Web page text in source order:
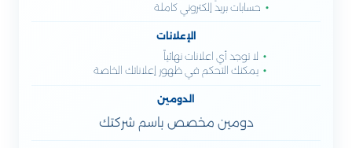
حسابات بريد إلكتروني كاملة
الإعلانات
لا توجد أي اعلانات نهائياً
يمكنك التحكم في ظهور إعلاناتك الخاصة
الدومين
دومين مخصص باسم شركتك